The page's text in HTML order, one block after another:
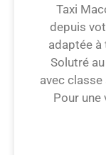
Taxi
depuis
adaptée à
Solutré
avec classe
Pour une